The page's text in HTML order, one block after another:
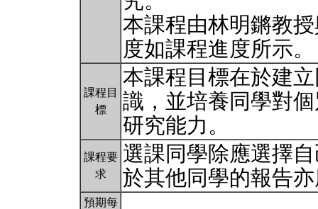
本課程由林明鏘教
度如課程進度所示
課程目
標
本課程目標在於建
識，並培養同學對
研究能力。
課程要
求
選課同學除應選擇
於其他同學的報告
預期每